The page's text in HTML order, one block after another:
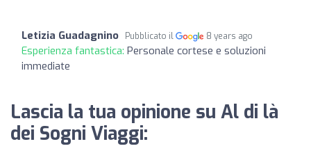
Letizia Guadagnino Pubblicato il 8 years ago
Esperienza fantastica: Personale cortese e soluzioni
immediate
Lascia la tua opinione su Al di là
dei Sogni Viaggi: